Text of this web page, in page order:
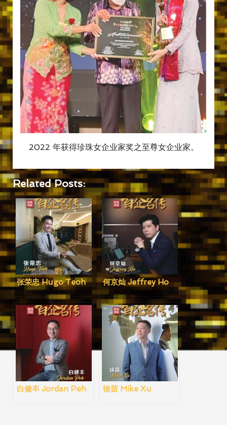
2022 年获得珍珠女企业家奖之至尊女企业家。
Related Posts:
张荣忠 Hugo Teoh 何京灿 Jeffrey Ho
白健丰 Jordan Peh 徐苗 Mike Xu